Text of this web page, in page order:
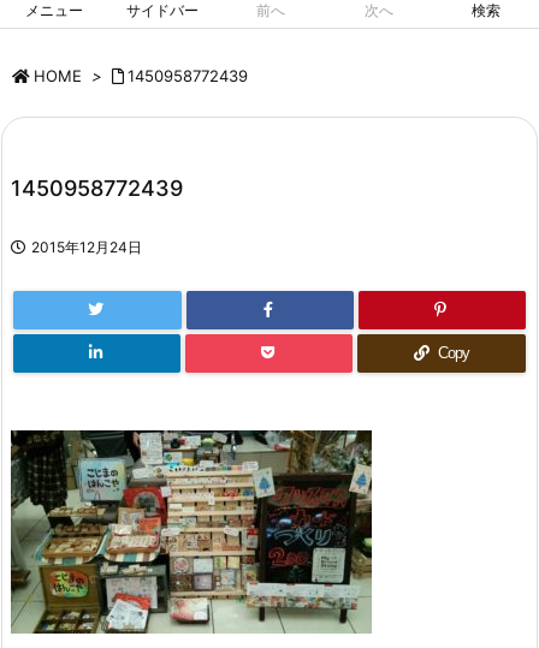
メニュー サイドバー 前へ 次へ 検索
HOME > 1450958772439
1450958772439
2015年12月24日
Copy